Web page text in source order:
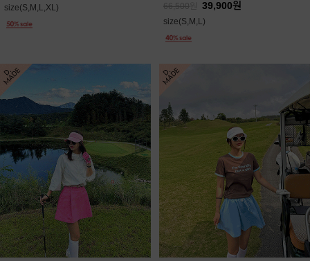
size(S,M,L,XL) 66,500 39,900원
size(S,M,L)